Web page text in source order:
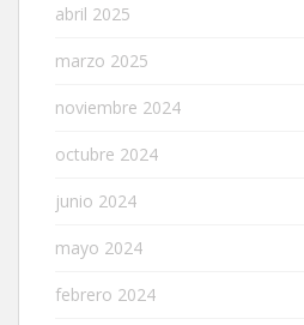
abril 2025
marzo 2025
noviembre 2024
octubre 2024
junio 2024
mayo 2024
febrero 2024